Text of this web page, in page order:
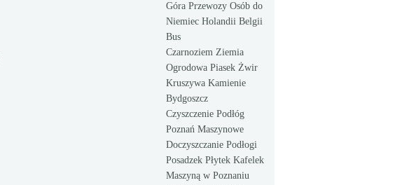
Góra Przewozy Osób do
Niemiec Holandii Belgii
Bus
Czarnoziem Ziemia
Ogrodowa Piasek Żwir
Kruszywa Kamienie
Bydgoszcz
Czyszczenie Podłóg
Poznań Maszynowe
Doczyszczanie Podłogi
Posadzek Płytek Kafelek
Maszyną w Poznaniu